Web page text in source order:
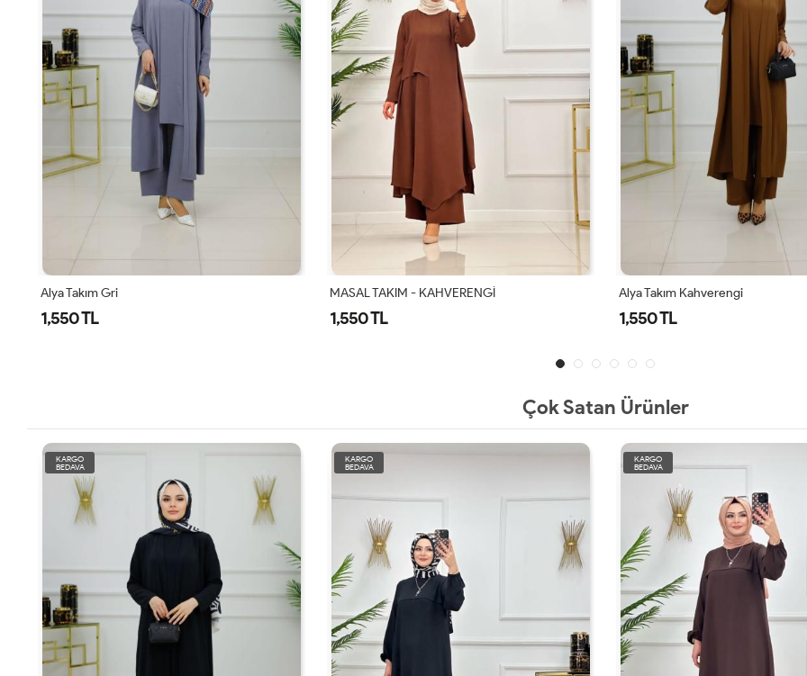
MASAL TAKIM - KAHVERENGİ
1,550 TL
Alya Takım Kahverengi
1,550 TL
Alya Takım Lacivert
1,550 TL
Çok Satan Ürünler
KARGO
BEDAVA
KARGO
BEDAVA
KARGO
BEDAVA